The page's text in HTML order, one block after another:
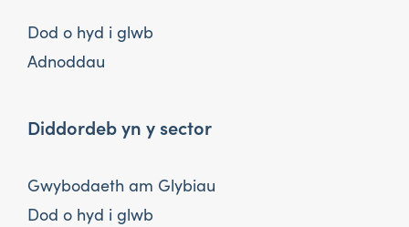
Dod o hyd i glwb
Adnoddau
Diddordeb yn y sector
Gwybodaeth am Glybiau
Dod o hyd i glwb